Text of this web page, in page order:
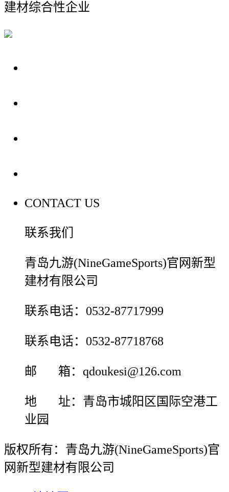
建材综合性企业
CONTACT US
联系我们
青岛九游(NineGameSports)官网新型
建材有限公司
联系电话：0532-87717999
联系电话：0532-87718768
邮 箱：qdoukesi@126.com
地 址：青岛市城阳区国际空港工
业园
版权所有：青岛九游(NineGameSports)官
网新型建材有限公司